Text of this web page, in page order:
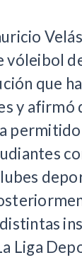
que
y afirmó
Liga